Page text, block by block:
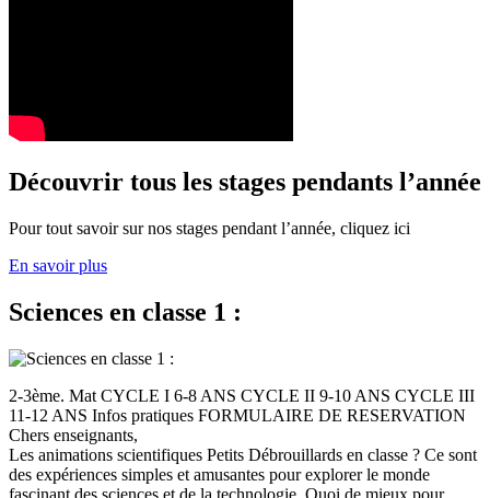
Découvrir tous les stages pendants l’année
Pour tout savoir sur nos stages pendant l’année, cliquez ici
En savoir plus
Sciences en classe 1 :
2-3ème. Mat CYCLE I 6-8 ANS CYCLE II 9-10 ANS CYCLE III
11-12 ANS Infos pratiques FORMULAIRE DE RESERVATION
Chers enseignants,
Les animations scientifiques Petits Débrouillards en classe ? Ce sont
des expériences simples et amusantes pour explorer le monde
fascinant des sciences et de la technologie. Quoi de mieux pour